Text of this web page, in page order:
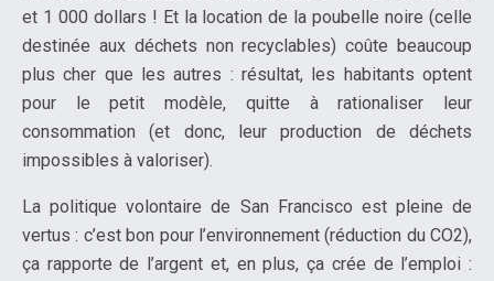
et 1 000 dollars ! Et la location de la poubelle noire (celle
destinée aux déchets non recyclables) coûte beaucoup
plus cher que les autres : résultat, les habitants optent
pour le petit modèle, quitte à rationaliser leur
consommation (et donc, leur production de déchets
impossibles à valoriser).
La politique volontaire de San Francisco est pleine de
vertus : c’est bon pour l’environnement (réduction du CO2),
ça rapporte de l’argent et, en plus, ça crée de l’emploi :